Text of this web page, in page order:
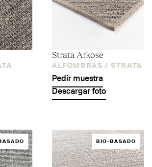
Strata Arkose
ALFOMBRAS / STRATA
Pedir muestra
Descargar foto
BIO-BASADO